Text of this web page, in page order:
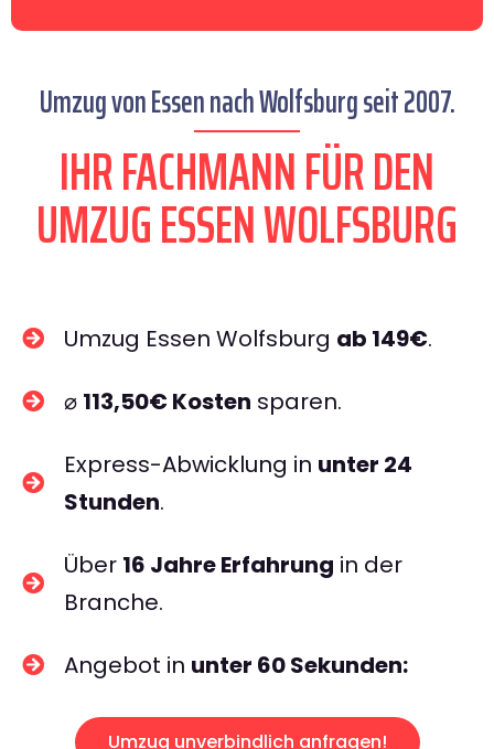
Umzug von Essen nach Wolfsburg seit 2007.
IHR FACHMANN FÜR DEN
UMZUG ESSEN WOLFSBURG
Umzug Essen Wolfsburg ab 149€.
⌀ 113,50€ Kosten sparen.
Express-Abwicklung in unter 24
Stunden.
Über 16 Jahre Erfahrung in der
Branche.
Angebot in unter 60 Sekunden:
Umzug unverbindlich anfragen!